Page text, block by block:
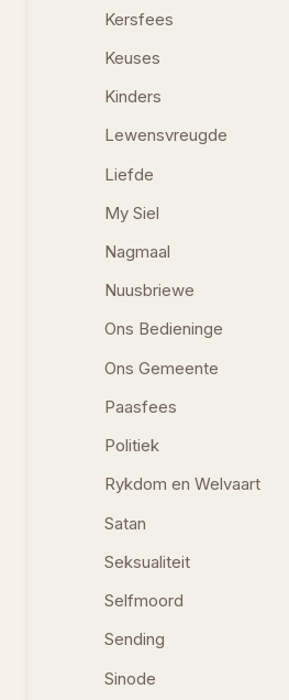
Kersfees
Keuses
Kinders
Lewensvreugde
Liefde
My Siel
Nagmaal
Nuusbriewe
Ons Bedieninge
Ons Gemeente
Paasfees
Politiek
Rykdom en Welvaart
Satan
Seksualiteit
Selfmoord
Sending
Sinode